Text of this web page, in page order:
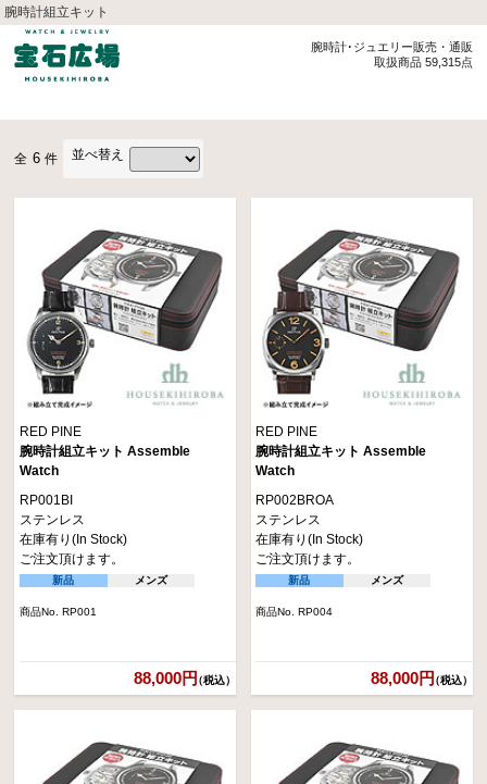
腕時計組立キット
腕時計･ジュエリー販売・通販
取扱商品 59,315点
全 6 件 並べ替え
RED PINE
腕時計組立キット Assemble
Watch
RP001BI
ステンレス
在庫有り(In Stock)
ご注文頂けます。
新品 メンズ
商品No. RP001
88,000円（税込）
RED PINE
腕時計組立キット Assemble
Watch
RP002BROA
ステンレス
在庫有り(In Stock)
ご注文頂けます。
新品 メンズ
商品No. RP004
88,000円（税込）